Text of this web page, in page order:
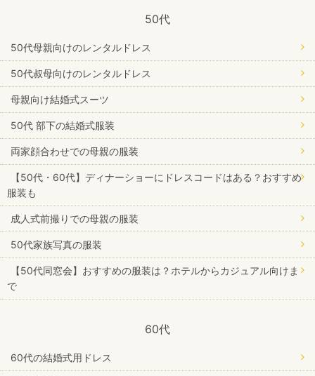
50代
50代母親向けのレンタルドレス
50代叔母向けのレンタルドレス
母親向け結婚式スーツ
50代 部下の結婚式服装
両家顔合わせでの母親の服装
【50代・60代】ディナーショーにドレスコードはある？おすすめ
服装も
成人式前撮りでの母親の服装
50代家族写真の服装
【50代同窓会】おすすめの服装は？ホテルからカジュアル向けま
で
60代
60代の結婚式用ドレス